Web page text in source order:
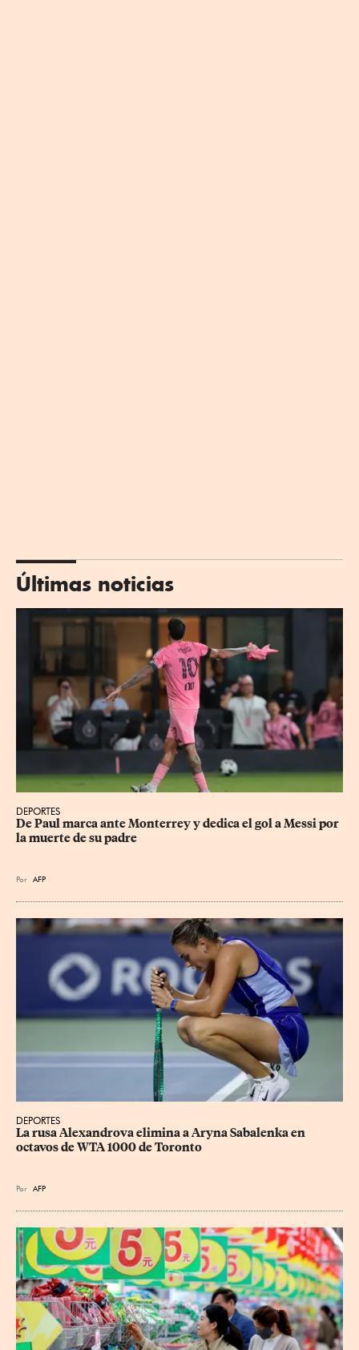
Últimas noticias
DEPORTES
De Paul marca ante Monterrey y dedica el gol a Messi por
la muerte de su padre
Por AFP
DEPORTES
La rusa Alexandrova elimina a Aryna Sabalenka en
octavos de WTA 1000 de Toronto
Por AFP